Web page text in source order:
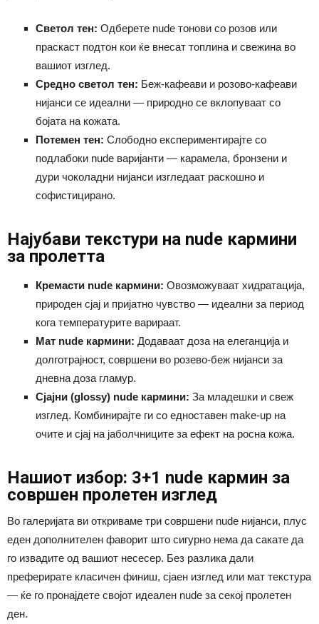
Светол тен: Одберете nude тонови со розов или
праскаст подтон кои ќе внесат топлина и свежина во
вашиот изглед.
Средно светол тен: Беж-кафеави и розово-кафеави
нијанси се идеални — природно се вклопуваат со
бојата на кожата.
Потемен тен: Слободно експериментирајте со
подлабоки nude варијанти — карамела, бронзени и
дури чоколадни нијанси изгледаат раскошно и
софистицирано.
Најубави текстури на nude кармини
за пролетта
Кремасти nude кармини: Овозможуваат хидратација,
природен сјај и пријатно чувство — идеални за период
кога температурите варираат.
Мат nude кармини: Додаваат доза на елеганција и
долготрајност, совршени во розево-беж нијанси за
дневна доза гламур.
Сјајни (glossy) nude кармини: За младешки и свеж
изглед. Комбинирајте ги со едноставен make-up на
очите и сјај на јаболчниците за ефект на росна кожа.
Нашиот избор: 3+1 nude кармин за
совршен пролетен изглед
Во галеријата ви откриваме три совршени nude нијанси, плус
еден дополнителен фаворит што сигурно нема да сакате да
го извадите од вашиот несесер. Без разлика дали
преферирате класичен финиш, сјаен изглед или мат текстура
— ќе го пронајдете својот идеален nude за секој пролетен
ден.